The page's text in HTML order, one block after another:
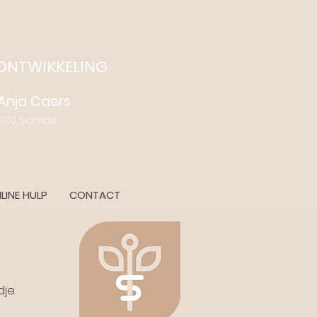
Caers
Schilde
HULP CONTACT